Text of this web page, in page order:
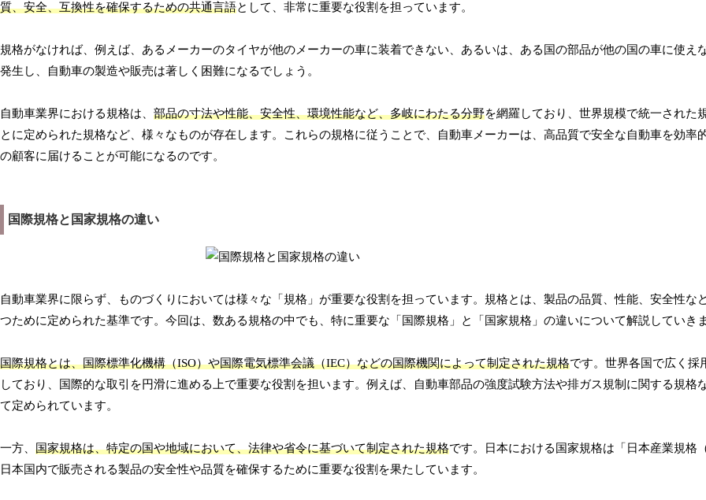
質、安全、互換性を確保するための共通言語として、非常に重要な役割を担っています。
規格がなければ、例えば、あるメーカーのタイヤが他のメーカーの車に装着できない、あるいは、ある国の部品が他の国の車に使え
発生し、自動車の製造や販売は著しく困難になるでしょう。
自動車業界における規格は、 部品の寸法や性能、安全性、環境性能など、多岐にわたる分野を網羅しており、世界規模で統一された
とに定められた規格など、様々なものが存在します。これらの規格に従うことで、自動車メーカーは、高品質で安全な自動車を効率
の顧客に届けることが可能になるのです。
国際規格と国家規格の違い
自動車業界に限らず、ものづくりにおいては様々な「規格」が重要な役割を担っています。規格とは、製品の品質、性能、安全性な
つために定められた基準です。今回は、数ある規格の中でも、特に重要な「国際規格」と「国家規格」の違いについて解説していき
国際規格とは、国際標準化機構（ISO）や国際電気標準会議（IEC）などの国際機関によって制定された規格です。世界各国で広く採
しており、国際的な取引を円滑に進める上で重要な役割を担います。例えば、自動車部品の強度試験方法や排ガス規制に関する規格
て定められています。
一方、 国家規格は、特定の国や地域において、法律や省令に基づいて制定された規格です。日本における国家規格は「日本産業規格
日本国内で販売される製品の安全性や品質を確保するために重要な役割を果たしています。